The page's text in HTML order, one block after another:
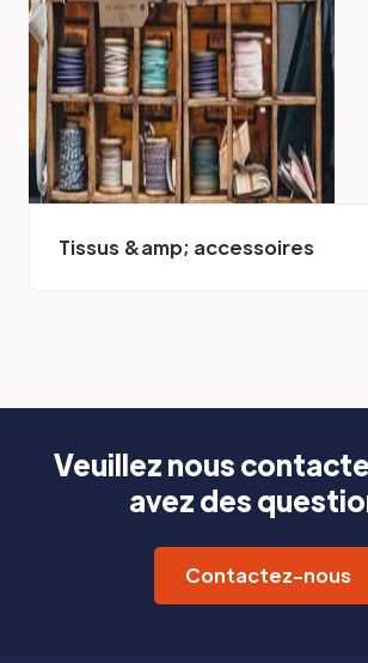
Tissus &amp; accessoires
Veuillez nous
avez des
Contactez-nous